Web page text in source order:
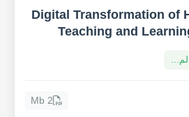
Digital Transformation of
Teaching and
2 Mb